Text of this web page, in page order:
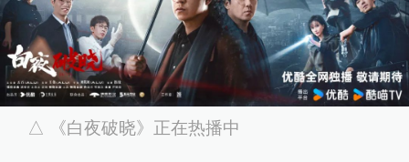
△ 《白夜破晓》正在热播中